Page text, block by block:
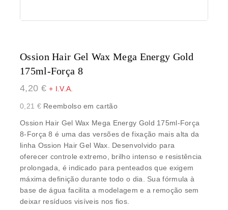
Ossion Hair Gel Wax Mega Energy Gold
175ml-Força 8
4,20 € + I.V.A.
0,21 €Reembolso em cartão
Ossion Hair Gel Wax Mega Energy Gold 175ml-Força
8-Força 8 é uma das versões defixação mais alta da
linha Ossion Hair Gel Wax. Desenvolvido para
oferecer controle extremo , brilho intenso e resistência
prolongada, é indicado para penteados que exigem
máxima definição durante todo o dia. Sua fórmula à
base de água facilita a modelagem e a remoção sem
deixar resíduos visíveis nos fios.